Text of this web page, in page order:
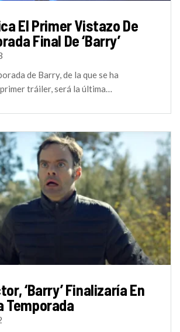
El Primer Vistazo De
Final De ‘Barry’
de Barry, de la que se ha
tráiler, será la última…
‘Barry’ Finalizaría En
Temporada